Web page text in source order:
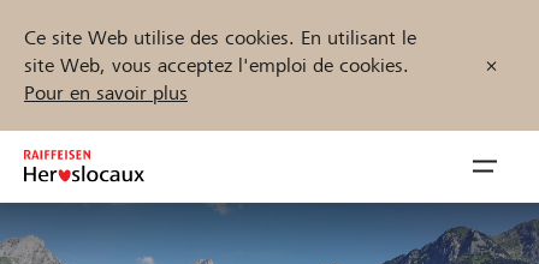
Ce site Web utilise des cookies. En utilisant le
site Web, vous acceptez l'emploi de cookies.
Pour en savoir plus
Inhalt
springen
öffnen